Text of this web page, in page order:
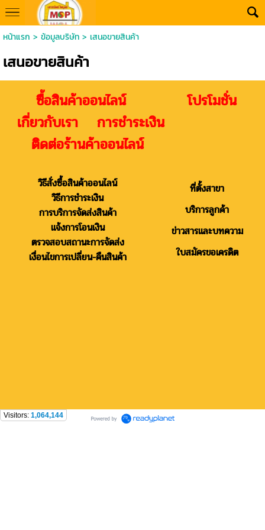
หน้าแรก > ข้อมูลบริษัท> เสนอขายสินค้า
เสนอขายสินค้า
ซื้อสินค้าออนไลน์ โปรโมชั่น
เกี่ยวกับเรา การชำระเงิน
ติดต่อร้านค้าออนไลน์
วิธีสั่งซื้อสินค้าออนไลน์
วิธีการชำระเงิน
การบริการจัดส่งสินค้า
แจ้งการโอนเงิน
ตรวจสอบสถานะการจัดส่ง
เงื่อนไขการเปลี่ยน-คืนสินค้า
ที่ตั้งสาขา
บริการลูกค้า
ข่าวสารและบทความ
ใบสมัครขอเครดิต
Visitors: 1,064,144